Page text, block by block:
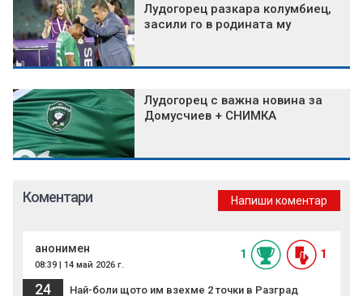
Лудогорец разкара колумбиец,
засили го в родината му
Лудогорец с важна новина за
Домусчиев + СНИМКА
Коментари Напиши коментар
анонимен
08:39 | 14 май 2026 г.
1 1
24 Най-боли щото им взехме 2 точки в Разград